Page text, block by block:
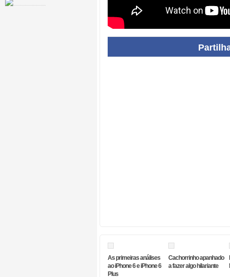
As primeiras análises
ao iPhone 6 e iPhone 6
Plus
Cachorrinho apanhado
a fazer algo hilariante